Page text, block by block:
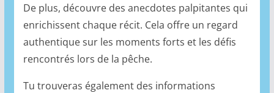
De plus, découvre des anecdotes palpitantes qui
enrichissent chaque récit. Cela offre un regard
authentique sur les moments forts et les défis
rencontrés lors de la pêche.
Tu trouveras également des informations